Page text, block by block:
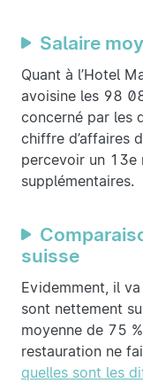
Salaire
Quant à l’Hotel
avoisine les 98
concerné par les
chiffre d’affaires
percevoir un 13e
supplémentaires.
suisse
Evidemment, il va
sont nettement
moyenne de 75
restauration ne
quelles sont les